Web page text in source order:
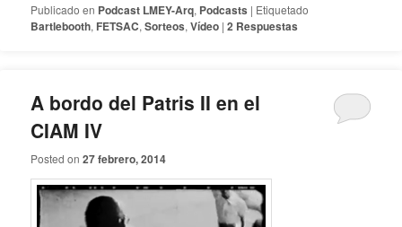
Publicado en Podcast LMEY-Arq, Podcasts | Etiquetado
Bartlebooth, FETSAC,Sorteos,Vídeo |2 Respuestas
A bordo del Patris II en el
CIAM IV
Posted on27 febrero, 2014